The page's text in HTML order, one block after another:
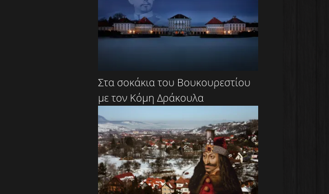
Στα σοκάκια του Βουκουρεστίου
με τον Κόμη Δράκουλα